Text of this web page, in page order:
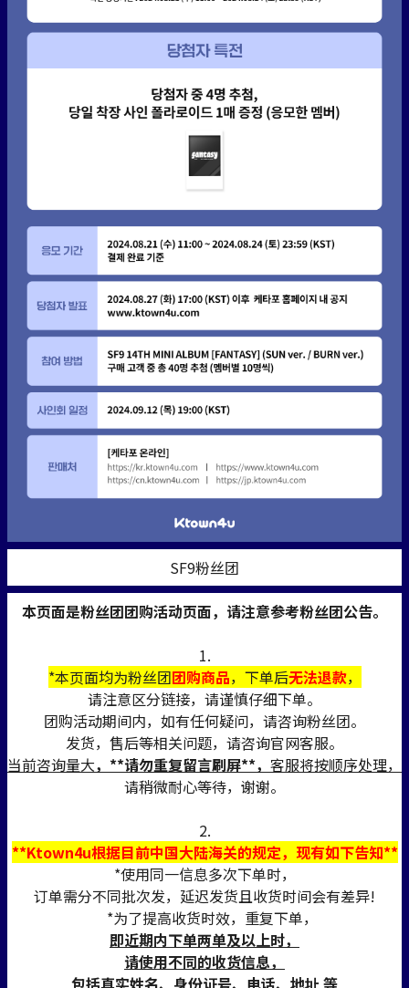
SF9粉丝团
本页面是粉丝团团购活动页面，请注意参考粉丝团公告。
1.
*本页面均为粉丝团团购商品，下单后无法退款，
请注意区分链接，请谨慎仔细下单。
团购活动期间内，如有任何疑问，请咨询粉丝团。
发货，售后等相关问题，请咨询官网客服。
当前咨询量大，**请勿重复留言刷屏**， 客服将按顺序处理，
请稍微耐心等待，谢谢。
2.
**Ktown4u根据目前中国大陆海关的规定，现有如下告知**
*使用同一信息多次下单时，
订单需分不同批次发，延迟发货且收货时间会有差异!
*为了提高收货时效，重复下单，
即近期内下单两单及以上时，
请使用不同的收货信息，
包括真实姓名、身份证号、电话、地址 等